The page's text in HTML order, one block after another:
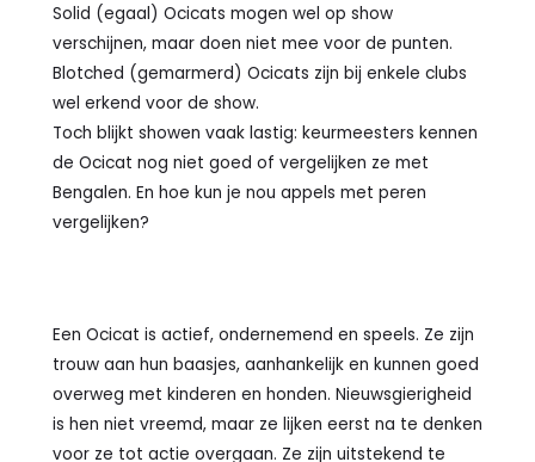
Solid (egaal) Ocicats mogen wel op show
verschijnen, maar doen niet mee voor de punten.
Blotched (gemarmerd) Ocicats zijn bij enkele clubs
wel erkend voor de show.
Toch blijkt showen vaak lastig: keurmeesters kennen
de Ocicat nog niet goed of vergelijken ze met
Bengalen. En hoe kun je nou appels met peren
vergelijken?
Een Ocicat is actief, ondernemend en speels. Ze zijn
trouw aan hun baasjes, aanhankelijk en kunnen goed
overweg met kinderen en honden. Nieuwsgierigheid
is hen niet vreemd, maar ze lijken eerst na te denken
voor ze tot actie overgaan. Ze zijn uitstekend te